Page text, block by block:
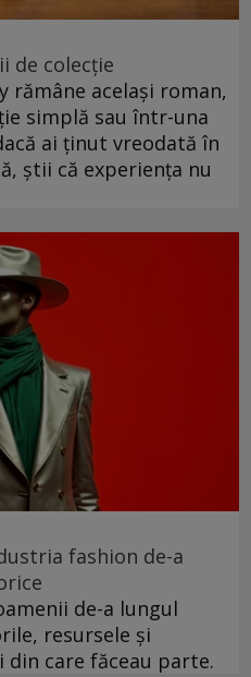
de colecție
rămâne același roman,
simplă sau într-una
ai ținut vreodată în
știi că experiența nu
fashion de-a
de-a lungul
resursele și
care făceau parte.